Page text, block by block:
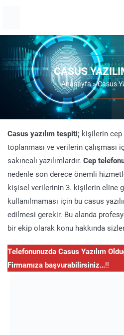
CASUS
Anasayfa»Casus
Casus yazılım tespiti; kişilerin
toplanması ve verilerin çalışması
sakıncalı yazılımlardır. Cep
nedenle son derece önemli
kişisel verilerinin 3. kişilerin eline
kullanılmaması için bu casus
edilmesi gerekir. Bu alanda
bir ekip olarak konu hakkında
Telefonunuzda Casus Yazılım
Firmamıza başvurabilirsiniz…!!